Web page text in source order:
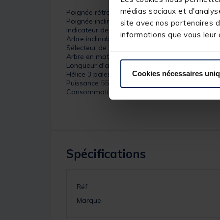
médias sociaux et
site avec nos partenaires
informations que vous
Cookies nécessaires
Poignée rétractable et extensible jusqu'à 35cm
Poignée inclinable de 0° à 110°
Indicateur de charge de batterie (5 niveaux
Arbre inclinable sur 10 positions
Sélecteur de vitesses ( 5 vitesses avant et 3
Arbre en matériaux composites souple et
Longueur d'arbre 91 cm
Hélice 3 pales
Puissance 55 lbs de poussée
Consommation à vitesse max 55Ah
Spécifications
Réf.
Marque